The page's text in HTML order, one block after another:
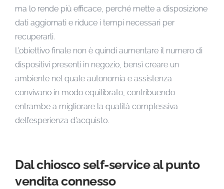
ma lo rende più efficace, perché mette a disposizione
dati aggiornati e riduce i tempi necessari per
recuperarli.
L’obiettivo finale non è quindi aumentare il numero di
dispositivi presenti in negozio, bensì creare un
ambiente nel quale autonomia e assistenza
convivano in modo equilibrato, contribuendo
entrambe a migliorare la qualità complessiva
dell’esperienza d’acquisto.
Dal chiosco self-service al punto
vendita connesso